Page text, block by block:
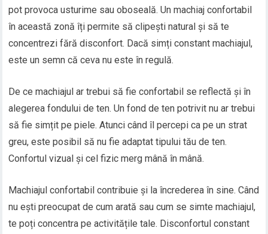
pot provoca usturime sau oboseală. Un machiaj confortabil
în această zonă îți permite să clipești natural și să te
concentrezi fără disconfort. Dacă simți constant machiajul,
este un semn că ceva nu este în regulă.
De ce machiajul ar trebui să fie confortabil se reflectă și în
alegerea fondului de ten. Un fond de ten potrivit nu ar trebui
să fie simțit pe piele. Atunci când îl percepi ca pe un strat
greu, este posibil să nu fie adaptat tipului tău de ten.
Confortul vizual și cel fizic merg mână în mână.
Machiajul confortabil contribuie și la încrederea în sine. Când
nu ești preocupat de cum arată sau cum se simte machiajul,
te poți concentra pe activitățile tale. Disconfortul constant